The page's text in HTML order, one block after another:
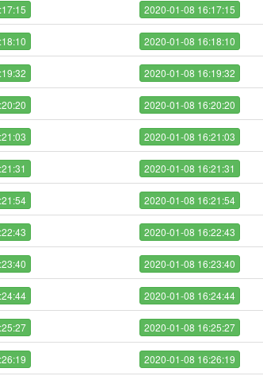
2020-01-08 16:17:15
2020-01-08 16:18:10
2020-01-08 16:19:32
2020-01-08 16:20:20
2020-01-08 16:21:03
2020-01-08 16:21:31
2020-01-08 16:21:54
2020-01-08 16:22:43
2020-01-08 16:23:40
2020-01-08 16:24:44
2020-01-08 16:25:27
2020-01-08 16:26:19